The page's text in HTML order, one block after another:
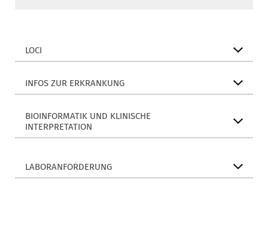
LOCI
INFOS ZUR ERKRANKUNG
BIOINFORMATIK UND KLINISCHE
INTERPRETATION
LABORANFORDERUNG